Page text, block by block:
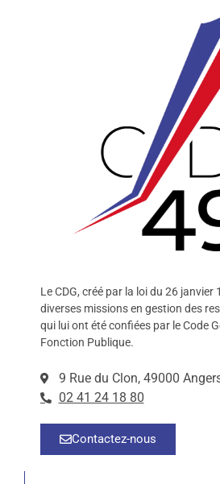
Le CDG, créé par la loi du 26 janvier
diverses missions en gestion des
qui lui ont été confiées par le Code
Fonction Publique.
9 Rue du Clon, 49000
02 41 24 18 80
Contactez-nous